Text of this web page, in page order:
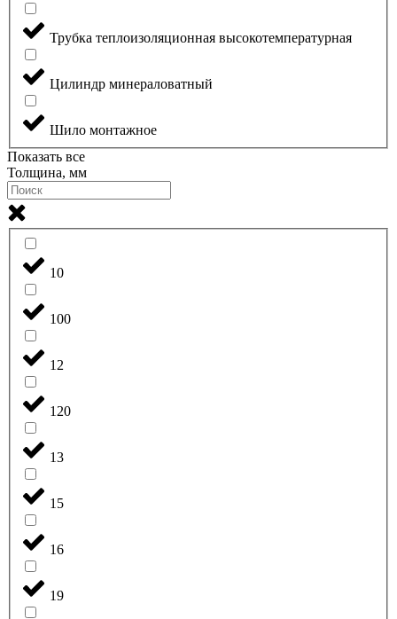
Трубка теплоизоляционная высокотемпературная
Цилиндр минераловатный
Шило монтажное
Показать все
Толщина, мм
10
100
12
120
13
15
16
19